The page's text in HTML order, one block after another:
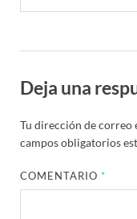
Deja una
Tu dirección de correo
campos obligatorios
COMENTARIO *